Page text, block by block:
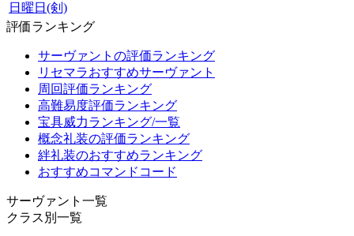
日曜日(剣)
評価ランキング
サーヴァントの評価ランキング
リセマラおすすめサーヴァント
周回評価ランキング
高難易度評価ランキング
宝具威力ランキング/一覧
概念礼装の評価ランキング
絆礼装のおすすめランキング
おすすめコマンドコード
サーヴァント一覧
クラス別一覧